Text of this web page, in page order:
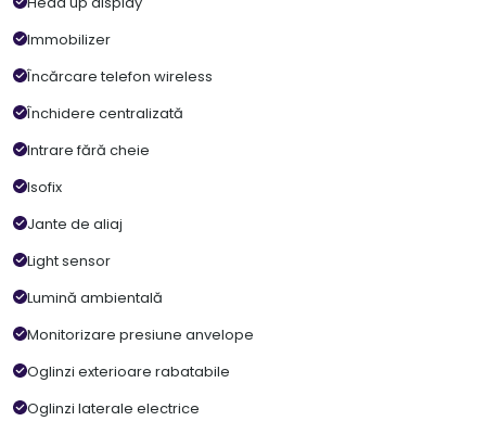
Immobilizer
Încărcare telefon wireless
Închidere centralizată
Intrare fără cheie
Isofix
Jante de aliaj
Light sensor
Lumină ambientală
Monitorizare presiune anvelope
Oglinzi exterioare rabatabile
Oglinzi laterale electrice